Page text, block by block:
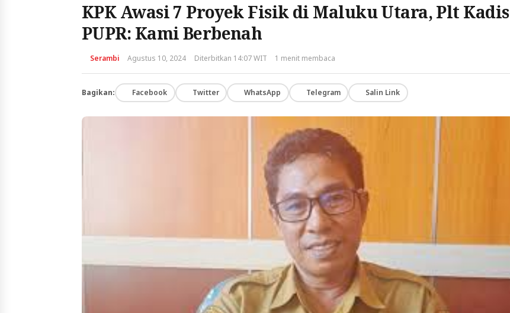
KPK Awasi 7 Proyek Fisik di Maluku Utara, Plt Kadis
PUPR: Kami Berbenah
Serambi Agustus 10, 2024 Diterbitkan 14:07 WIT 1 menit membaca
Bagikan: Facebook Twitter WhatsApp Telegram Salin Link